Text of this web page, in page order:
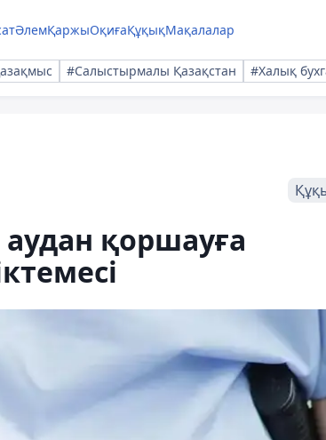
ӘлемҚаржыОқиғаҚұқықМақалалар
#Салыстырмалы Қазақстан #Халық
қоршауға